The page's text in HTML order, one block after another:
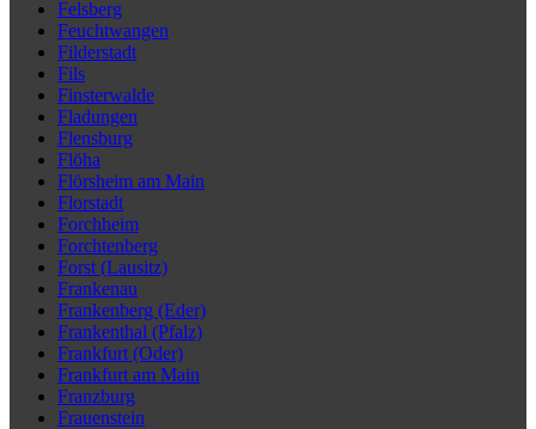
Felsberg
Feuchtwangen
Filderstadt
Fils
Finsterwalde
Fladungen
Flensburg
Flöha
Flörsheim am Main
Florstadt
Forchheim
Forchtenberg
Forst (Lausitz)
Frankenau
Frankenberg (Eder)
Frankenthal (Pfalz)
Frankfurt (Oder)
Frankfurt am Main
Franzburg
Frauenstein